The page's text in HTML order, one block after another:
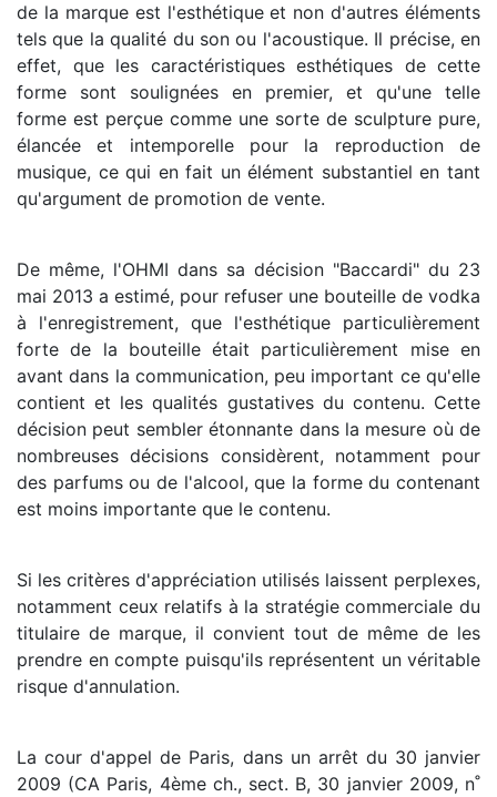
de la marque est l'esthétique et non d'autres éléments
tels que la qualité du son ou l'acoustique. Il précise, en
effet, que les caractéristiques esthétiques de cette
forme sont soulignées en premier, et qu'une telle
forme est perçue comme une sorte de sculpture pure,
élancée et intemporelle pour la reproduction de
musique, ce qui en fait un élément substantiel en tant
qu'argument de promotion de vente.
De même, l'OHMI dans sa décision "Baccardi" du 23
mai 2013 a estimé, pour refuser une bouteille de vodka
à l'enregistrement, que l'esthétique particulièrement
forte de la bouteille était particulièrement mise en
avant dans la communication, peu important ce qu'elle
contient et les qualités gustatives du contenu. Cette
décision peut sembler étonnante dans la mesure où de
nombreuses décisions considèrent, notamment pour
des parfums ou de l'alcool, que la forme du contenant
est moins importante que le contenu.
Si les critères d'appréciation utilisés laissent perplexes,
notamment ceux relatifs à la stratégie commerciale du
titulaire de marque, il convient tout de même de les
prendre en compte puisqu'ils représentent un véritable
risque d'annulation.
La cour d'appel de Paris, dans un arrêt du 30 janvier
2009 (CA Paris, 4ème ch., sect. B, 30 janvier 2009, n˚